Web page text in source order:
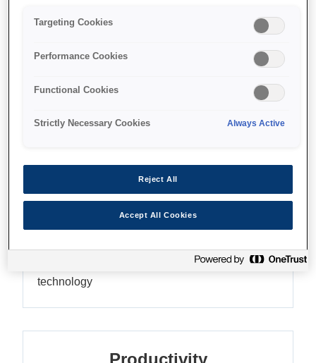
Функції
Quality output (up to 24-inch)
Epson’s UltraChrome Pro12 inkset, with K3
technology
Productivity
Targeting Cookies
Performance Cookies
Functional Cookies
Strictly Necessary Cookies Always Active
Reject All
Accept All Cookies